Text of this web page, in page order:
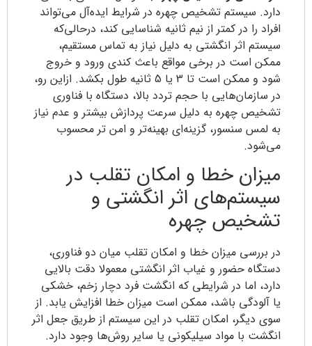
دارد. سیستم تشخیص چهره در شرایط ایده‌آل می‌تواند
افراد را در کمتر از نیم ثانیه شناسایی کند، درحالی‌که
سیستم اثر انگشتی به دلیل نیاز به تماس مستقیم،
ممکن است در برخی مواقع باعث کندی ورود و خروج
شود و ممکن است تا 3 یا 5 ثانیه طول بکشد. ازاین‌ رو،
در سازمان‌هایی با حجم تردد بالا، دستگاه با فناوری
تشخیص چهره به دلیل سرعت پردازش بیشتر و عدم نیاز
به لمس سنسور، گزینه‌ای بهینه‌تر و امن تر محسوب
می‌شود.
میزان خطا و امکان تقلب در
سیستم‌های اثر انگشتی و
تشخیص چهره
در بررسی میزان خطا و امکان تقلب میان دو فناوری،
دستگاه حضور و غیاب اثر انگشتی معمولا دقت بالایی
دارد، اما در شرایطی که انگشت فرد دچار زخم، خشکی
یا آلودگی باشد، ممکن است میزان خطا افزایش یابد. از
سوی دیگر، امکان تقلب در این سیستم از طریق جعل اثر
انگشت با مواد سیلیکونی یا سایر روش‌ها وجود دارد.